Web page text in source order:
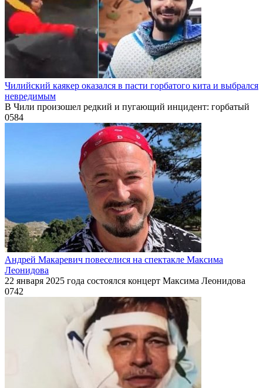
Чилийский каякер оказался в пасти горбатого кита и выбрался
невредимым
В Чили произошел редкий и пугающий инцидент: горбатый
0584
Андрей Макаревич повеселися на спектакле Максима
Леонидова
22 января 2025 года состоялся концерт Максима Леонидова
0742